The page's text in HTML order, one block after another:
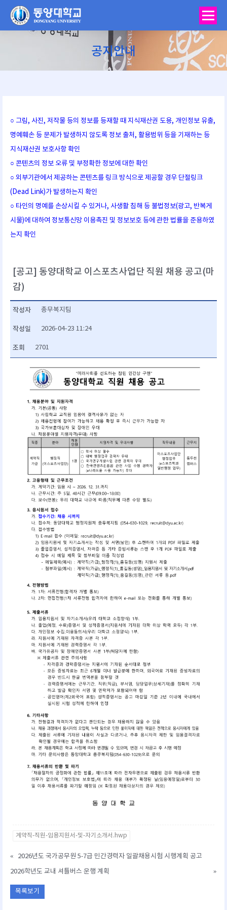
공지안내
You are here:
○ 그림, 사진, 저작물 등의 정보를 등재할 때 지식재산권 도용, 개인정보 유출,
명예훼손 등 문제가 발생하지 않도록 정보 출처, 활용범위 등을 기재하는 등
지식재산권 보호사항 확인
○ 콘텐츠의 정보 오류 및 부정확한 정보에 대한 확인
○ 외부기관에서 제공하는 콘텐츠를 링크 방식으로 제공할 경우 단절링크
(Dead Link)가 발생하는지 확인
○ 타인의 명예를 손상시킬 수 있거나, 사생활 침해 등 불법정보(광고, 반복게
시물)에 대하여 정보통신망 이용촉진 및 정보보호 등에 관한 법률을 준용하였
는지 확인
[공고] 동양대학교 이스포츠사업단 직원 채용 공고(마
감)
작성자 총무복지팀
작성일 2026-04-23 11:24
조회 2701
계약직-직원-임용지원서-및-자기소개서.hwp
«
2026년도 국가공무원 5⁃7급 민간경력자 일괄채용시험 시행계획 공고
2026학년도 교내 셔틀버스 운행 계획
»
목록보기